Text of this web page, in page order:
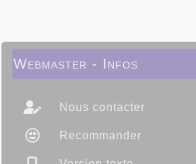
Webmaster - Infos
Nous contacter
Recommander